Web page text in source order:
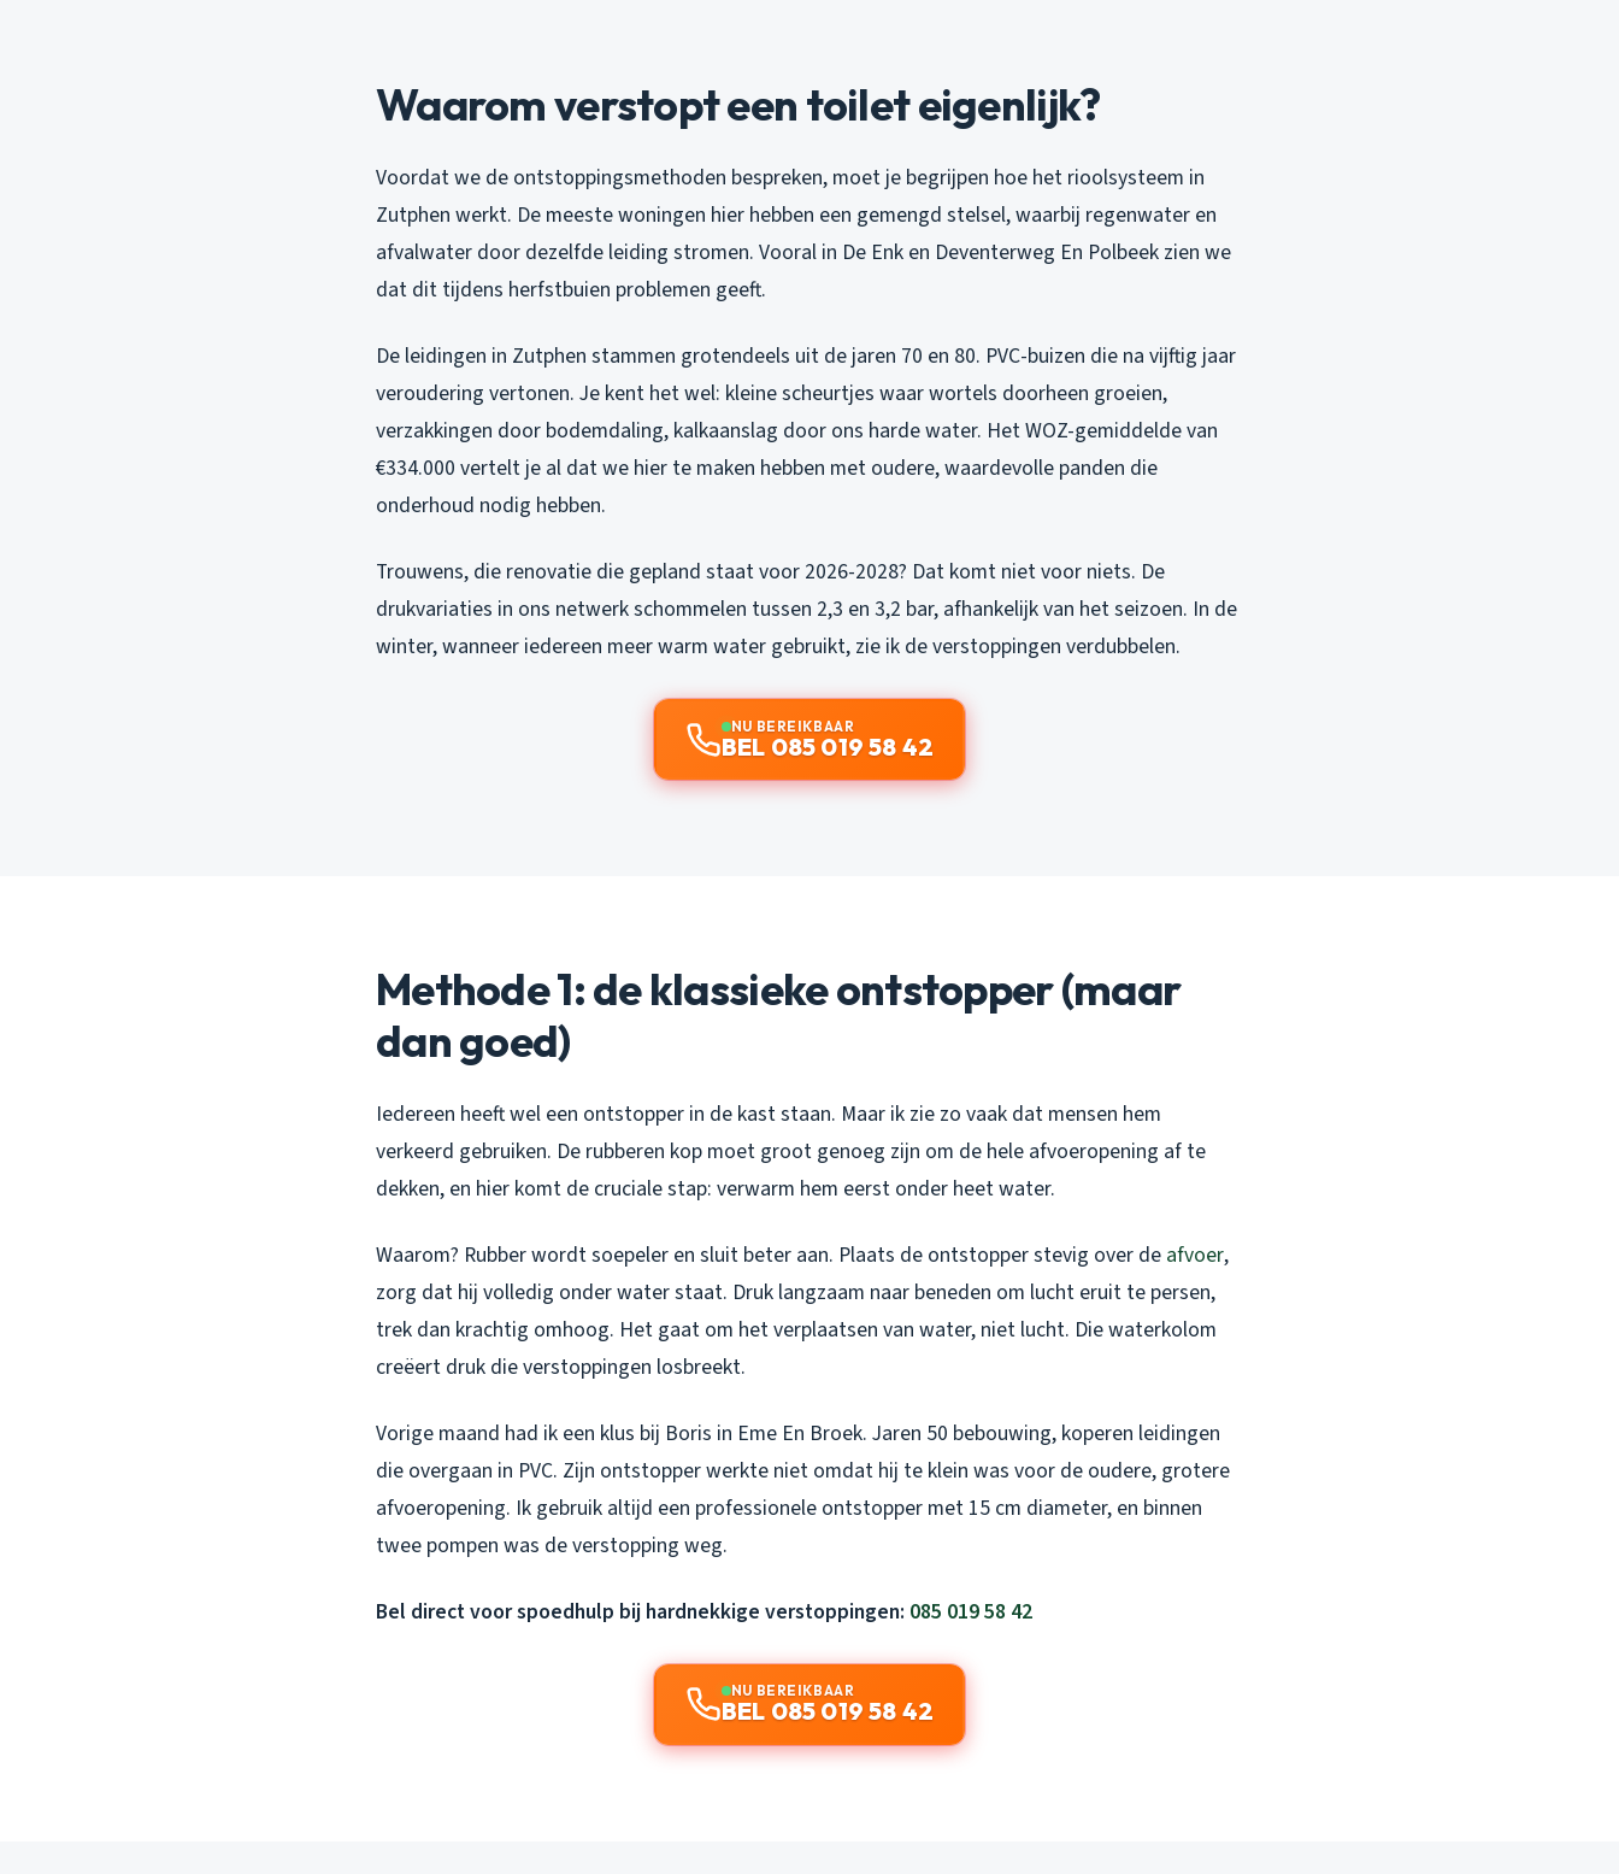
Waarom verstopt een toilet eigenlijk?
Voordat we de ontstoppingsmethoden bespreken, moet je begrijpen hoe het rioolsysteem in
Zutphen werkt. De meeste woningen hier hebben een gemengd stelsel, waarbij regenwater en
afvalwater door dezelfde leiding stromen. Vooral in De Enk en Deventerweg En Polbeek zien we
dat dit tijdens herfstbuien problemen geeft.
De leidingen in Zutphen stammen grotendeels uit de jaren 70 en 80. PVC-buizen die na vijftig jaar
veroudering vertonen. Je kent het wel: kleine scheurtjes waar wortels doorheen groeien,
verzakkingen door bodemdaling, kalkaanslag door ons harde water. Het WOZ-gemiddelde van
€334.000 vertelt je al dat we hier te maken hebben met oudere, waardevolle panden die
onderhoud nodig hebben.
Trouwens, die renovatie die gepland staat voor 2026-2028? Dat komt niet voor niets. De
drukvariaties in ons netwerk schommelen tussen 2,3 en 3,2 bar, afhankelijk van het seizoen. In de
winter, wanneer iedereen meer warm water gebruikt, zie ik de verstoppingen verdubbelen.
NU BEREIKBAAR
BEL 085 019 58 42
Methode 1: de klassieke ontstopper (maar
dan goed)
Iedereen heeft wel een ontstopper in de kast staan. Maar ik zie zo vaak dat mensen hem
verkeerd gebruiken. De rubberen kop moet groot genoeg zijn om de hele afvoeropening af te
dekken, en hier komt de cruciale stap: verwarm hem eerst onder heet water.
Waarom? Rubber wordt soepeler en sluit beter aan. Plaats de ontstopper stevig over de afvoer,
zorg dat hij volledig onder water staat. Druk langzaam naar beneden om lucht eruit te persen,
trek dan krachtig omhoog. Het gaat om het verplaatsen van water, niet lucht. Die waterkolom
creëert druk die verstoppingen losbreekt.
Vorige maand had ik een klus bij Boris in Eme En Broek. Jaren 50 bebouwing, koperen leidingen
die overgaan in PVC. Zijn ontstopper werkte niet omdat hij te klein was voor de oudere, grotere
afvoeropening. Ik gebruik altijd een professionele ontstopper met 15 cm diameter, en binnen
twee pompen was de verstopping weg.
Bel direct voor spoedhulp bij hardnekkige verstoppingen: 085 019 58 42
NU BEREIKBAAR
BEL 085 019 58 42